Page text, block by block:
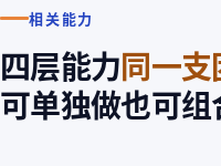
相关能力
四层能力同一支
可单独做也可组